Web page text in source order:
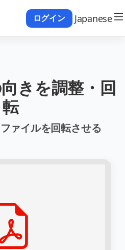
ログイン Japanese
きを調整・回
転
ァイルを回転させる